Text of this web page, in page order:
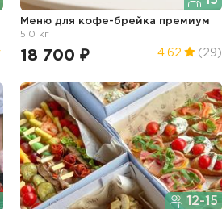
Меню для кофе-брейка премиум
5.0 кг
18 700 ₽ 4.62 (29)
12-15